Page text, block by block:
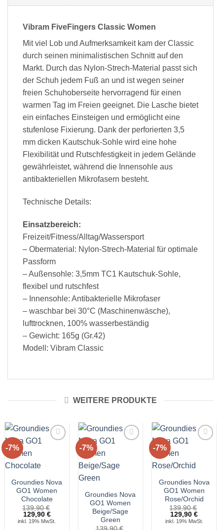
Vibram FiveFingers Classic Women
Mit viel Lob und Aufmerksamkeit kam der Classic
durch seinen minimalistischen Schnitt auf den
Markt. Durch das Nylon-Strech-Material passt sich
der Schuh jedem Fuß an und ist wegen seiner
freien Schuhoberseite hervorragend für einen
warmen Tag im Freien geeignet. Die Lasche bietet
ein einfaches Einsteigen und ermöglicht eine
stufenlose Fixierung. Dank der perforierten 3,5
mm dicken Kautschuk-Sohle wird eine hohe
Flexibilität und Rutschfestigkeit in jedem Gelände
gewährleistet, während die Innensohle aus
antibakteriellen Mikrofasern besteht.
Technische Details:
Einsatzbereich:
Freizeit/Fitness/Alltag/Wassersport
– Obermaterial: Nylon-Strech-Material für optimale
Passform
– Außensohle: 3,5mm TC1 Kautschuk-Sohle,
flexibel und rutschfest
– Innensohle: Antibakterielle Mikrofaser
– waschbar bei 30°C (Maschinenwäsche),
lufttrocknen, 100% wasserbeständig
– Gewicht: 165g (Gr.42)
Modell: Vibram Classic
WEITERE PRODUKTE
-7%
Wunschliste!
Groundies Nova
GO1 Women
Chocolate
139,90€
Ursprünglicher
Preis
129,90 €Aktueller
Preis
inkl. 19% MwSt.
-7%
Wunschliste!
Groundies Nova
GO1 Women
Beige/Sage
Green
-7%
Wunschliste!
Groundies Nova
GO1 Women
Rose/Orchid
139,90€
Ursprünglicher
Preis
129,90€
Preis
inkl. 19% MwSt.